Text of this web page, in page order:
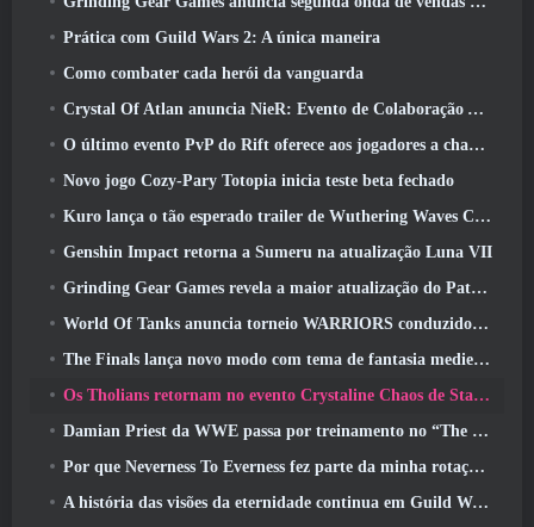
Prática com Guild Wars 2: A única maneira
Como combater cada herói da vanguarda
Crystal Of Atlan anuncia NieR: Evento de Colaboração Automata
O último evento PvP do Rift oferece aos jogadores a chance de ganhar até 4000 Créditos e um novo título
Novo jogo Cozy-Pary Totopia inicia teste beta fechado
Kuro lança o tão esperado trailer de Wuthering Waves Cyberpunk: Crossover de Edgerunners
Genshin Impact retorna a Sumeru na atualização Luna VII
Grinding Gear Games revela a maior atualização do Path Of Exile II até agora, Retorno dos Antigos
World Of Tanks anuncia torneio WARRIORS conduzido pela comunidade
The Finals lança novo modo com tema de fantasia medieval ‘Dragon’s Claim’
Os Tholians retornam no evento Crystaline Chaos de Star Trek Online
Damian Priest da WWE passa por treinamento no “The Loot Camp” no trailer de ação ao vivo do Burst Fest da Delta Force
Por que Neverness To Everness fez parte da minha rotação, Por agora
A história das visões da eternidade continua em Guild Wars 2 Próxima semana